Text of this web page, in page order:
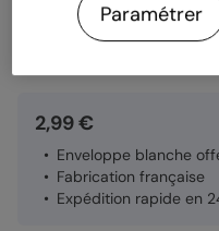
Quantité
2,99 €
Enveloppe blanche
Fabrication française
Expédition rapide en
Paramétrer